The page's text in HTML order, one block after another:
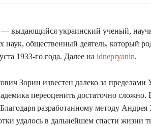
выдающийся украинский ученый,
наук, общественный деятель, который
1933-го года. Далее на idnepryanin.
Зорин известен далеко за пределами
переоценить достаточно
разработанному методу
удалось в дальнейшем спасти жизни